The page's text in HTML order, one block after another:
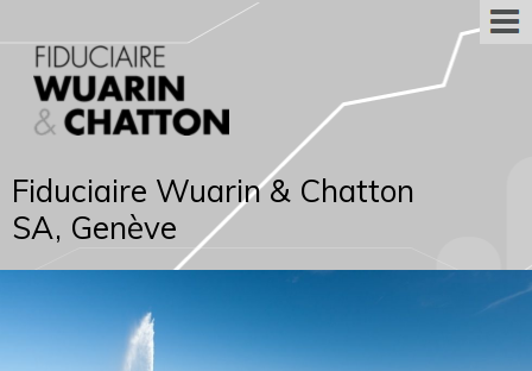
Fiduciaire Wuarin & Chatton
SA, Genève